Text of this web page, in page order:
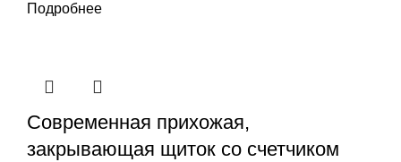
Подробнее
Современная прихожая,
закрывающая щиток со счетчиком